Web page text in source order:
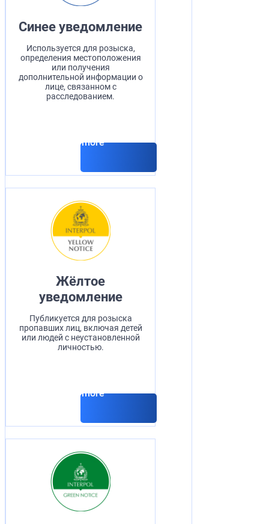
Синее уведомление
Используется для розыска,
определения местоположения
или получения
дополнительной информации о
лице, связанном с
расследованием.
Read more
Жёлтое
уведомление
Публикуется для розыска
пропавших лиц, включая детей
или людей с неустановленной
личностью.
Read more